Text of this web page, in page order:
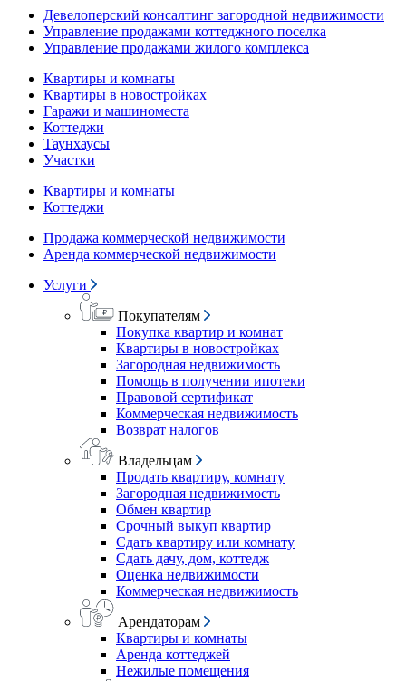
Девелоперский консалтинг загородной недвижимости
Управление продажами коттеджного поселка
Управление продажами жилого комплекса
Квартиры и комнаты
Квартиры в новостройках
Гаражи и машиноместа
Коттеджи
Таунхаусы
Участки
Квартиры и комнаты
Коттеджи
Продажа коммерческой недвижимости
Аренда коммерческой недвижимости
Услуги
Покупателям
Покупка квартир и комнат
Квартиры в новостройках
Загородная недвижимость
Помощь в получении ипотеки
Правовой сертификат
Коммерческая недвижимость
Возврат налогов
Владельцам
Продать квартиру, комнату
Загородная недвижимость
Обмен квартир
Срочный выкуп квартир
Сдать квартиру или комнату
Сдать дачу, дом, коттедж
Оценка недвижимости
Коммерческая недвижимость
Арендаторам
Квартиры и комнаты
Аренда коттеджей
Нежилые помещения